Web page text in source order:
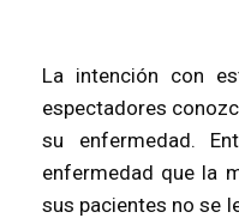
La intención con
espectadores
su enfermedad.
enfermedad que la
sus pacientes no se